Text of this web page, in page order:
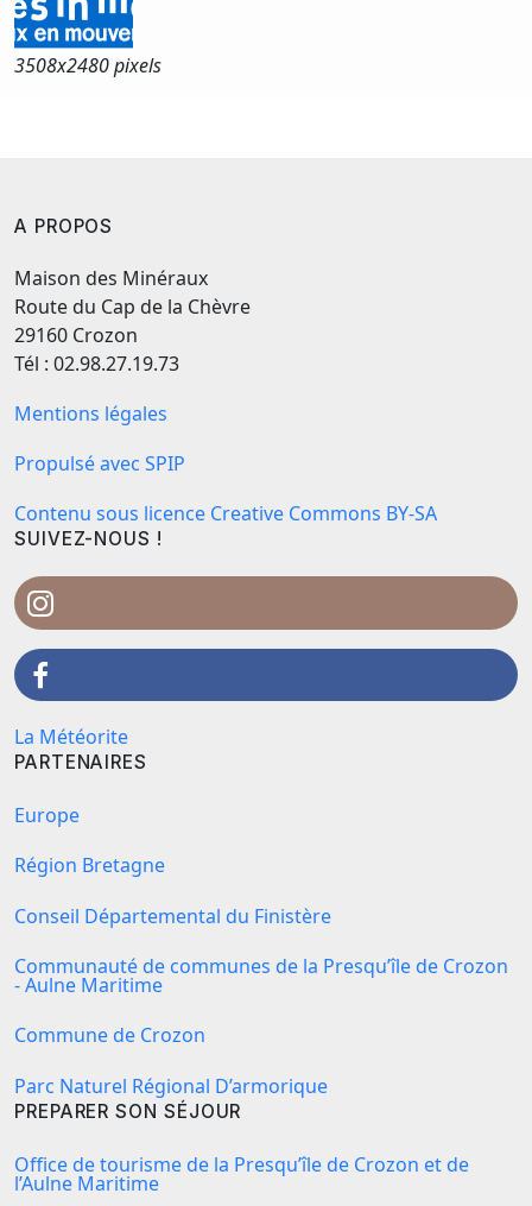
3508x2480 pixels
A PROPOS
Maison des Minéraux
Route du Cap de la Chèvre
29160 Crozon
Tél : 02.98.27.19.73
Mentions légales
Propulsé avec SPIP
Contenu sous licence Creative Commons BY-SA
SUIVEZ-NOUS !
La Météorite
PARTENAIRES
Europe
Région Bretagne
Conseil Départemental du Finistère
Communauté de communes de la Presqu’île de Crozon
- Aulne Maritime
Commune de Crozon
Parc Naturel Régional D’armorique
PREPARER SON SÉJOUR
Office de tourisme de la Presqu’île de Crozon et de
l’Aulne Maritime